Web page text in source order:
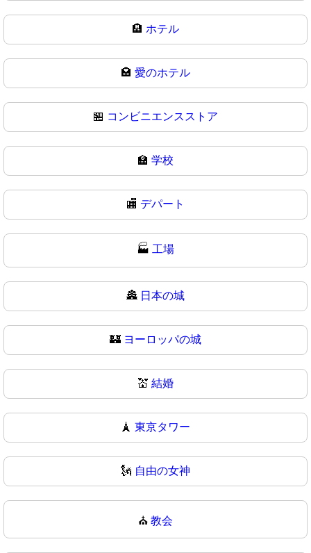
🏨 ホテル
🏩 愛のホテル
🏪 コンビニエンスストア
🏫 学校
🏬 デパート
🏭 工場
🏯 日本の城
🏰 ヨーロッパの城
💒 結婚
🗼 東京タワー
🗽 自由の女神
⛪ 教会